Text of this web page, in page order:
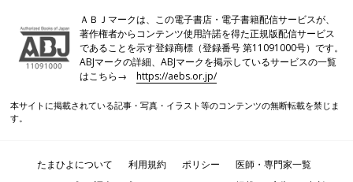
ＡＢＪマークは、この電子書店・電子書籍配信サービスが、
著作権者からコンテンツ使用許諾を得た正規版配信サービス
であることを示す登録商標（登録番号 第11091000号）です。
ABJマークの詳細、ABJマークを掲示しているサービスの一覧
はこちら→https://aebs.or.jp/
本サイトに掲載されている記事・写真・イラスト等のコンテンツの無断転載を禁じま
す。
たまひよについて 利用規約 ポリシー
医師・専門家一覧